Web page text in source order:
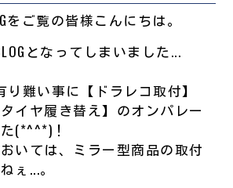
をご覧の皆様こんにちは。
となってしまいました...
り難い事に【ドラレコ取付】
イヤ履き替え】のオンパレー
(*^^*)！
いては、ミラー型商品の取付
ぇ...。